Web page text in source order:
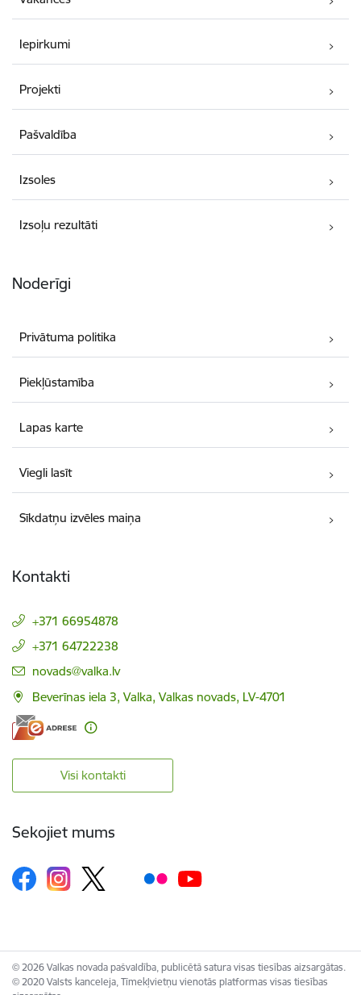
Iepirkumi
Projekti
Pašvaldība
Izsoles
Izsoļu rezultāti
Noderīgi
Privātuma politika
Piekļūstamība
Lapas karte
Viegli lasīt
Sīkdatņu izvēles maiņa
Kontakti
+371 66954878
+371 64722238
E-pasts:
novads@valka.lv
Beverīnas iela 3, Valka, Valkas novads, LV-4701
Visi kontakti
Sekojiet mums
© 2026 Valkas novada pašvaldība, publicētā satura visas tiesības aizsargātas.
© 2020 Valsts kanceleja, Tīmekļvietņu vienotās platformas visas tiesības